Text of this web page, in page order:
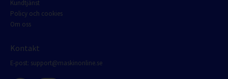
Kundtjänst
Policy och cookies
Om oss
Kontakt
E-post: support@maskinonline.se